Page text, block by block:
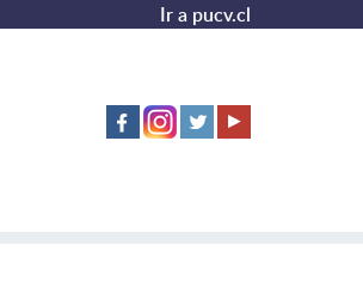
Ir a pucv.cl